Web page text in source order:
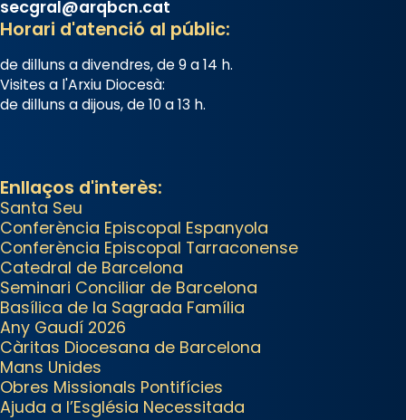
View on Facebook
Arquebisbat de Barcelona
Catedral de Barcelona.
2 weeks ago
gràcies en agraïment al comitè
organitzador de la visita
apostòlica del Sant Pare Lleó XIV
a Barcelona, i als col·laboradors,
a la Catedral de Barcelona.
L’arquebisbe de Barcelona, el
cardenal Joan Josep Omella, ha
presidit la missa i l’ha
concelebrat el bisbe auxiliar de
Barcelona, Mons. David Abadías.
secgral@arqbcn.cat
Horari d'atenció al públic:
de dilluns a divendres, de 9 a 14 h.
Visites a l'Arxiu Diocesà:
de dilluns a dijous, de 10 a 13 h.
Enllaços d'interès:
Santa Seu
Conferència Episcopal Espanyola
Conferència Episcopal Tarraconense
Catedral de Barcelona
Seminari Conciliar de Barcelona
Basílica de la Sagrada Família
Any Gaudí 2026
Càritas Diocesana de Barcelona
Mans Unides
Obres Missionals Pontifícies
Ajuda a l’Església Necessitada